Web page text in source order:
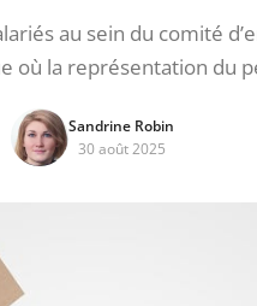
au sein du comité
où la représentation du
Sandrine Robin
30 août 2025